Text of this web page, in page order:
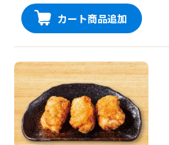
カート商品追加